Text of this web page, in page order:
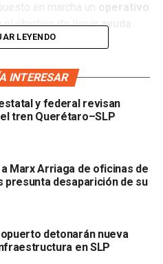
en marcha un operativo
el objetivo de llevarayuda
incomunicadas
Nacional (Sedena)
ubicados: una
de Pachucaydos
en los municipios de
14 de la Sedenay7 de
transportarvíveres, agua,
oficial, estas operaciones
hasta4,872 despensas
LEYENDO
INTERESAR
y federal revisan
tren Querétaro–SLP
Marx Arriaga de oficinas de
presunta desaparición de su
detonarán nueva
en SLP